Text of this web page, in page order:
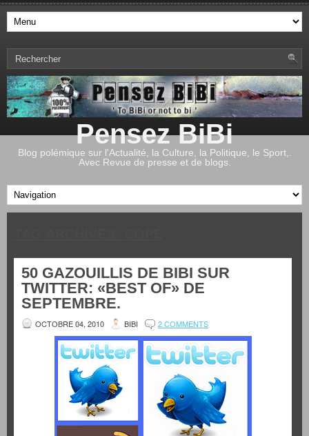
Pensez BiBi
Blog polémique sur l'Actualité, la Culture, la Politique, le Sport,.
Avec Revue de presse et de blogs.
50 GAZOUILLIS DE BIBI SUR
TWITTER: «BEST OF» DE
SEPTEMBRE.
OCTOBRE 04, 2010 BIBI 2 COMMENTS